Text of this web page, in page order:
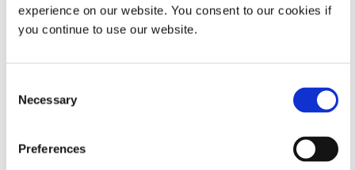
experience on our website. You consent to our cookies if
you continue to use our website.
Selection
Necessary
Preferences
制造商还必须考虑生产过程中可能出现的中断，例如生产
生物相容性和监管考虑
在医疗器械应用中，生物相容性是不可妥协的。这些组件
中使用的粘合剂必须符合 ISO 10993 或 USP VI 级等严格